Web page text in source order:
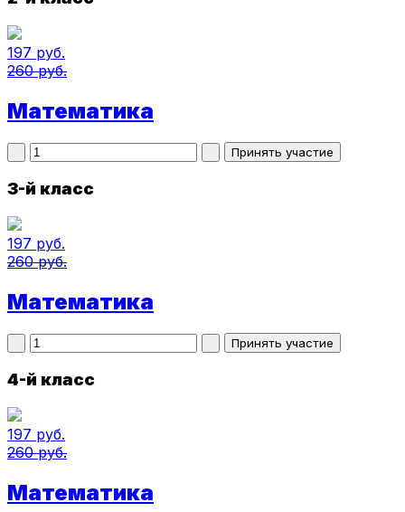
197 руб.
260 руб.
Математика
3-й класс
197 руб.
260 руб.
Математика
4-й класс
197 руб.
260 руб.
Математика